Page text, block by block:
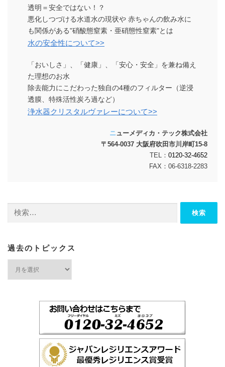
透明＝安全ではない！？
悪化しつづける水道水の現状や 赤ちゃんの飲み水に
も関係がある"硝酸態窒素・亜硝態性窒素"とは
水の安全性について>>
「おいしさ」、「健康」、「安心・安全」を兼ね備え
た理想のお水
除去能力にこだわった独自の4種のフィルター（逆浸
透膜、特殊活性炭ろ過など）
浄水器クリスタルヴァレーについて>>
ニューメディカ・テック株式会社
〒564-0037 大阪府吹田市川岸町15-8
TEL： 0120-32-4652
FAX：06-6318-2283
検
過去のトピックス